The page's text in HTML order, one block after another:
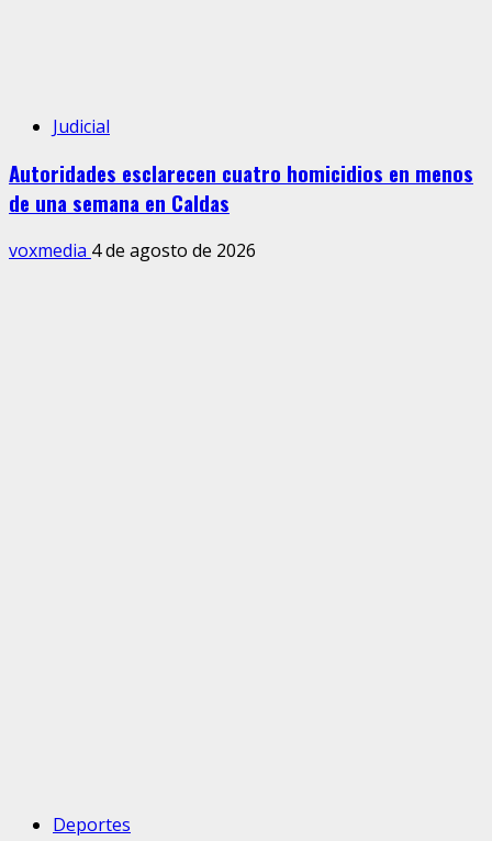
Judicial
Autoridades esclarecen cuatro homicidios en menos
de una semana en Caldas
voxmedia 4 de agosto de 2026
Deportes